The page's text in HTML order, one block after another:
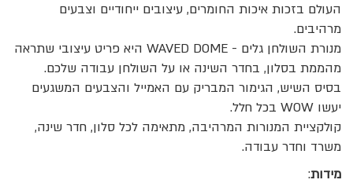
העולם בזכות איכות החומרים, עיצובים ייחודיים וצבעים
מרהיבים.
מנורת השולחן גלים - WAVED DOME היא פריט עיצובי שתראה
מהממת בסלון, בחדר השינה או על השולחן עבודה שלכם.
בסיס השיש, הגימור המבריק עם האמייל והצבעים המשגעים
יעשו WOW בכל חלל.
קולקציית המנורות המרהיבה, מתאימה לכל סלון, חדר שינה,
משרד וחדר עבודה.
מידות: